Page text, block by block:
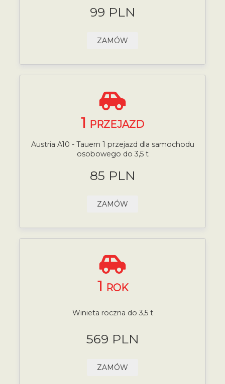
99 PLN
ZAMÓW
1 PRZEJAZD
Austria A10 - Tauern 1 przejazd dla samochodu
osobowego do 3,5 t
85 PLN
ZAMÓW
1 ROK
Winieta roczna do 3,5 t
569 PLN
ZAMÓW